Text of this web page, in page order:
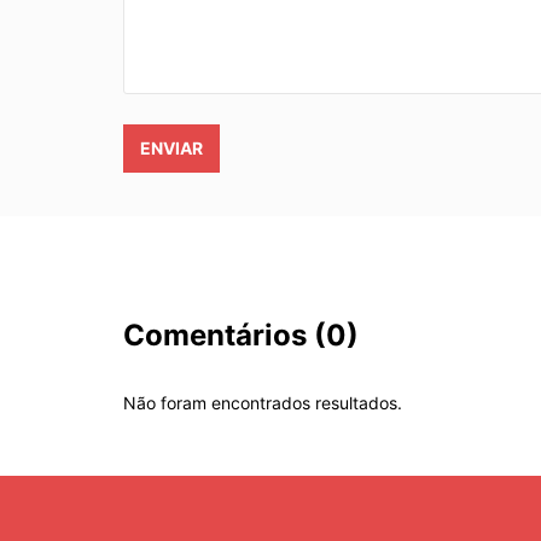
ENVIAR
Comentários (0)
Não foram encontrados resultados.